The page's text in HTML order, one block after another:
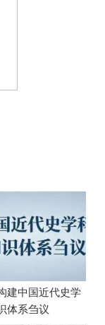
建中国近代史学
体系刍议